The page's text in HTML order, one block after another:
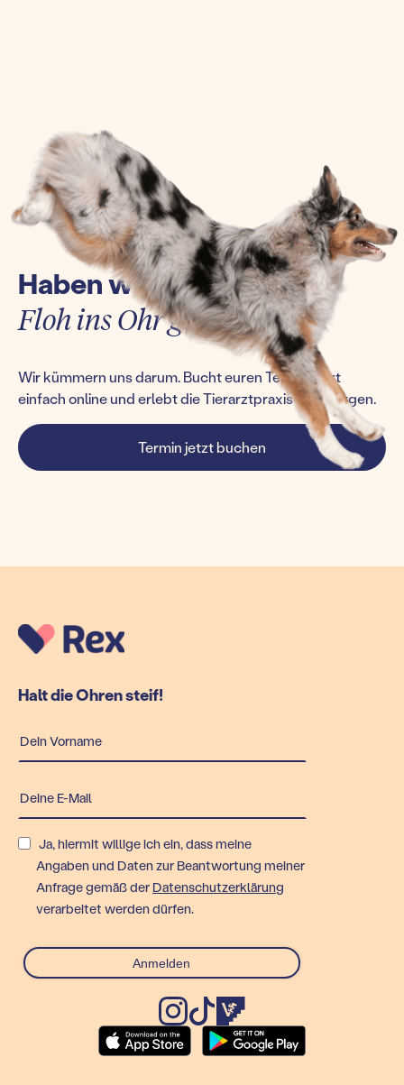
Haben wir euch einen
Floh ins Ohr gesetzt?
Wir kümmern uns darum. Bucht euren Termin jetzt
einfach online und erlebt die Tierarztpraxis von morgen.
Termin jetzt buchen
Halt die Ohren steif!
Ja, hiermit willige ich ein, dass meine
Angaben und Daten zur Beantwortung meiner
Anfrage gemäß der Datenschutzerklärung
verarbeitet werden dürfen.